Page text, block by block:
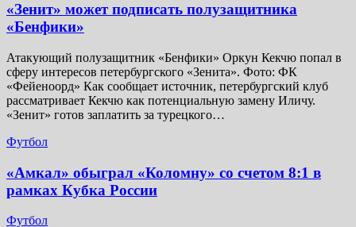
«Зенит» может подписать полузащитника
«Бенфики»
Атакующий полузащитник «Бенфики» Оркун Кекчю попал в
сферу интересов петербургского «Зенита». Фото: ФК
«Фейеноорд» Как сообщает источник, петербургский клуб
рассматривает Кекчю как потенциальную замену Иличу.
«Зенит» готов заплатить за турецкого…
Футбол
«Амкал» обыграл «Коломну» со счетом 8:1 в
рамках Кубка России
Футбол